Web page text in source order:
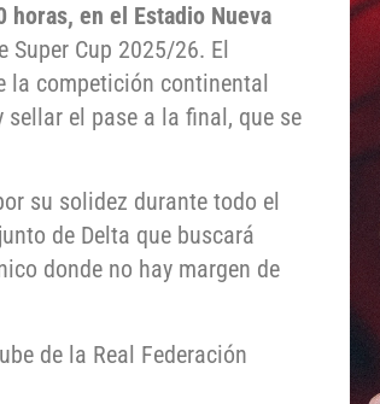
horas, en el Estadio Nueva
Super Cup 2025/26. El
la competición continental
el pase a la final, que se
su solidez durante todo el
de Delta que buscará
donde no hay margen de
de la Real Federación